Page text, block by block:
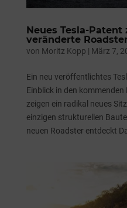
Neues Tesla-
veränderte
von Moritz Kopp | März 7,
Ein neu veröffentlichtes
Einblick in den
zeigen ein radikal neues
einzigen strukturellen
neuen Roadster entdeckt